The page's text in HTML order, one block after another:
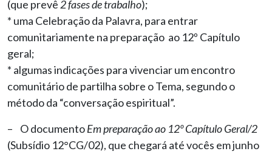
(que prevê 2 fases de trabalho);
* uma Celebração da Palavra, para entrar
comunitariamente na preparação ao 12º Capítulo
geral;
* algumas indicações para vivenciar um encontro
comunitário de partilha sobre o Tema, segundo o
método da “conversação espiritual”.
– O documentoEm preparação ao 12º Capítulo Geral/2
(Subsídio 12°CG/02), que chegará até vocês em junho